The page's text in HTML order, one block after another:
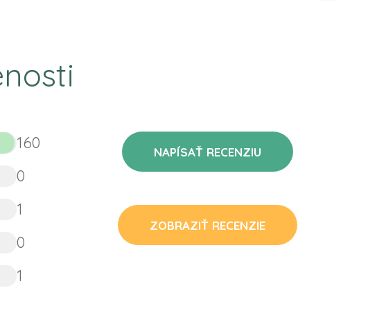
160
0
1
0
1
NAPÍSAŤ RECENZIU
ZOBRAZIŤ RECENZIE